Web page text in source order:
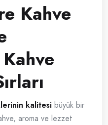
Kahve
kalitesi büyük bir
aroma ve lezzet